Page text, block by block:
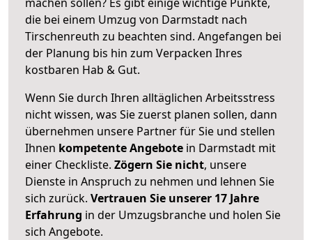
die bei einem Umzug von Darmstadt nach
Tirschenreuth zu beachten sind. Angefangen bei
der Planung bis hin zum Verpacken Ihres
kostbaren Hab & Gut.
Wenn Sie durch Ihren alltäglichen Arbeitsstress
nicht wissen, was Sie zuerst planen sollen, dann
übernehmen unsere Partner für Sie und stellen
Ihnen kompetente Angebote in Darmstadt mit
einer Checkliste. Zögern Sie nicht, unsere
Dienste in Anspruch zu nehmen und lehnen Sie
sich zurück. Vertrauen Sie unserer 17 Jahre
Erfahrung in der Umzugsbranche und holen Sie
sich Angebote.